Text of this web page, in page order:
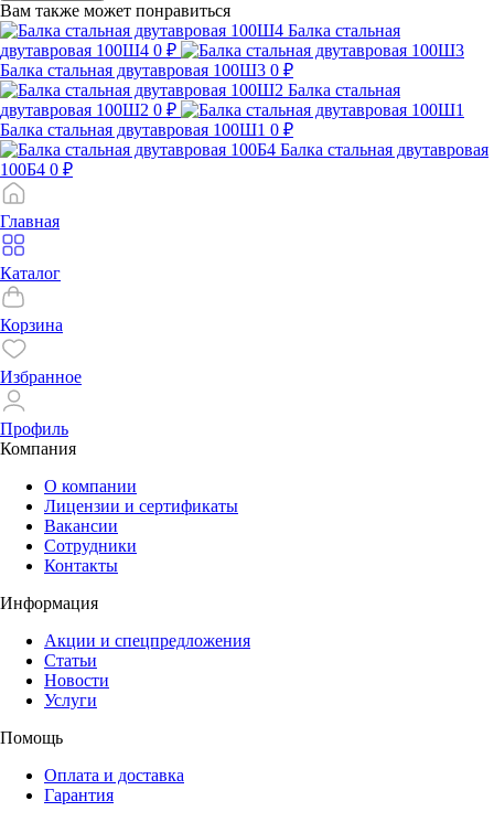
Вам также может понравиться
Балка стальная
двутавровая 100Ш4 0 ₽
Балка стальная двутавровая 100Ш3 0 ₽
Балка стальная
двутавровая 100Ш2 0 ₽
Балка стальная двутавровая 100Ш1 0 ₽
Балка стальная двутавровая
100Б4 0 ₽
Главная
Каталог
Корзина
Избранное
Профиль
Компания
О компании
Лицензии и сертификаты
Вакансии
Сотрудники
Контакты
Информация
Акции и спецпредложения
Статьи
Новости
Услуги
Помощь
Оплата и доставка
Гарантия